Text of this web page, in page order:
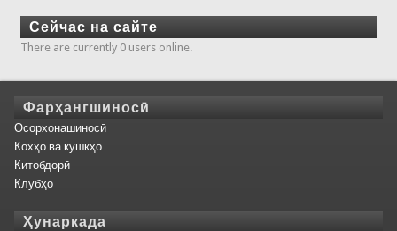
Сейчас на сайте
There are currently 0 users online.
Фарҳангшиносӣ
Осорхонашиносӣ
Кохҳо ва кушкҳо
Китобдорӣ
Клубҳо
Ҳунаркада